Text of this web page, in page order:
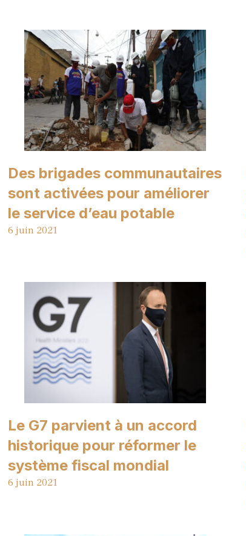
Des brigades communautaires
sont activées pour améliorer
le service d’eau potable
6 juin 2021
Le G7 parvient à un accord
historique pour réformer le
système fiscal mondial
6 juin 2021